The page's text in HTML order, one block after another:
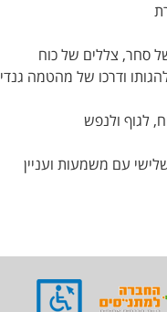
סחר, צללים של כוח
ודרכו של מהטמה גנדי
לגוף ולנפש
עם משמעות ועניין